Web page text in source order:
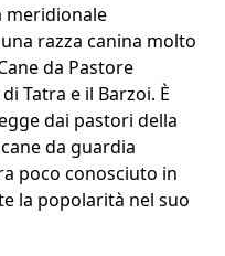
meridionale
razza canina molto
da Pastore
Tatra e il Barzoi. È
dai pastori della
da guardia
poco conosciuto in
la popolarità nel suo